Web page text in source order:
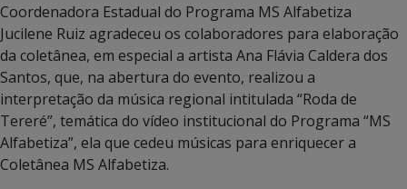
Coordenadora Estadual do Programa MS Alfabetiza
Jucilene Ruiz agradeceu os colaboradores para elaboração
da coletânea, em especial a artista Ana Flávia Caldera dos
Santos, que, na abertura do evento, realizou a
interpretação da música regional intitulada “Roda de
Tereré”, temática do vídeo institucional do Programa “MS
Alfabetiza”, ela que cedeu músicas para enriquecer a
Coletânea MS Alfabetiza.